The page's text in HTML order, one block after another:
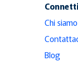
Chi siamo
Blog